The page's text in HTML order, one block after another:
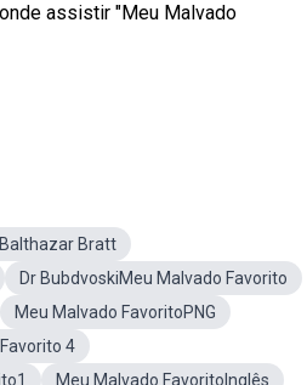
assistir "Meu Malvado
Bratt
Dr BubdvoskiMeu Malvado Favorito
Meu Malvado FavoritoPNG
4
Meu Malvado FavoritoInglês